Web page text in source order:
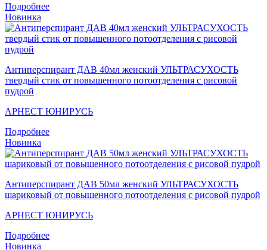
Подробнее
Новинка
Антиперспирант ДАВ 40мл женский УЛЬТРАСУХОСТЬ
твердый стик от повышенного потоотделения с рисовой
пудрой
АРНЕСТ ЮНИРУСЬ
Подробнее
Новинка
Антиперспирант ДАВ 50мл женский УЛЬТРАСУХОСТЬ
шариковый от повышенного потоотделения с рисовой пудрой
АРНЕСТ ЮНИРУСЬ
Подробнее
Новинка